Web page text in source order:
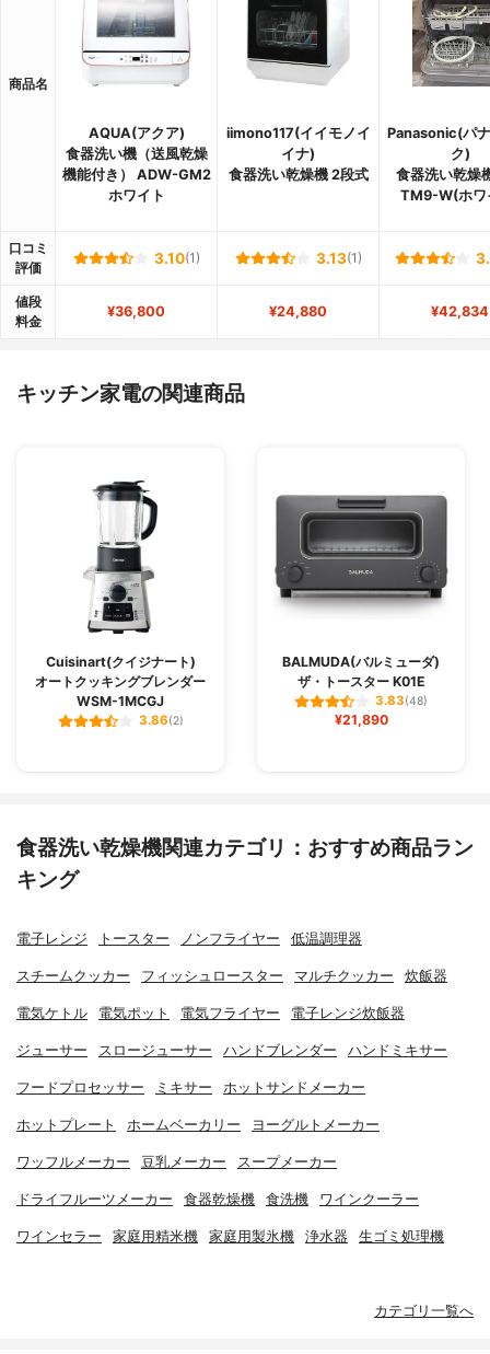
商品名
AQUA(アクア)
食器洗い機（送風乾燥
機能付き） ADW-GM2
ホワイト
iimono117(イイモノイ
イナ)
食器洗い乾燥機 2段式
Panasonic(パ
ク)
食器洗い乾燥
TM9-W(ホワ
口コミ
評価
3.10(1) 3.13(1)
値段
料金
¥36,800 ¥24,880 ¥42,834
キッチン家電の関連商品
Cuisinart(クイジナート)
オートクッキングブレンダー
WSM-1MCGJ
3.86(2)
BALMUDA(バルミューダ)
ザ・トースター K01E
3.83(48)
¥21,890
食器洗い乾燥機関連カテゴリ：おすすめ商品ラン
キング
電子レンジ トースター ノンフライヤー 低温調理器
スチームクッカー フィッシュロースター マルチクッカー 炊飯器
電気ケトル 電気ポット 電気フライヤー 電子レンジ炊飯器
ジューサー スロージューサー ハンドブレンダー ハンドミキサー
フードプロセッサー ミキサー ホットサンドメーカー
ホットプレート ホームベーカリー ヨーグルトメーカー
ワッフルメーカー 豆乳メーカー スープメーカー
ドライフルーツメーカー 食器乾燥機 食洗機 ワインクーラー
ワインセラー 家庭用精米機 家庭用製氷機 浄水器 生ゴミ処理機
カテゴリ一覧へ